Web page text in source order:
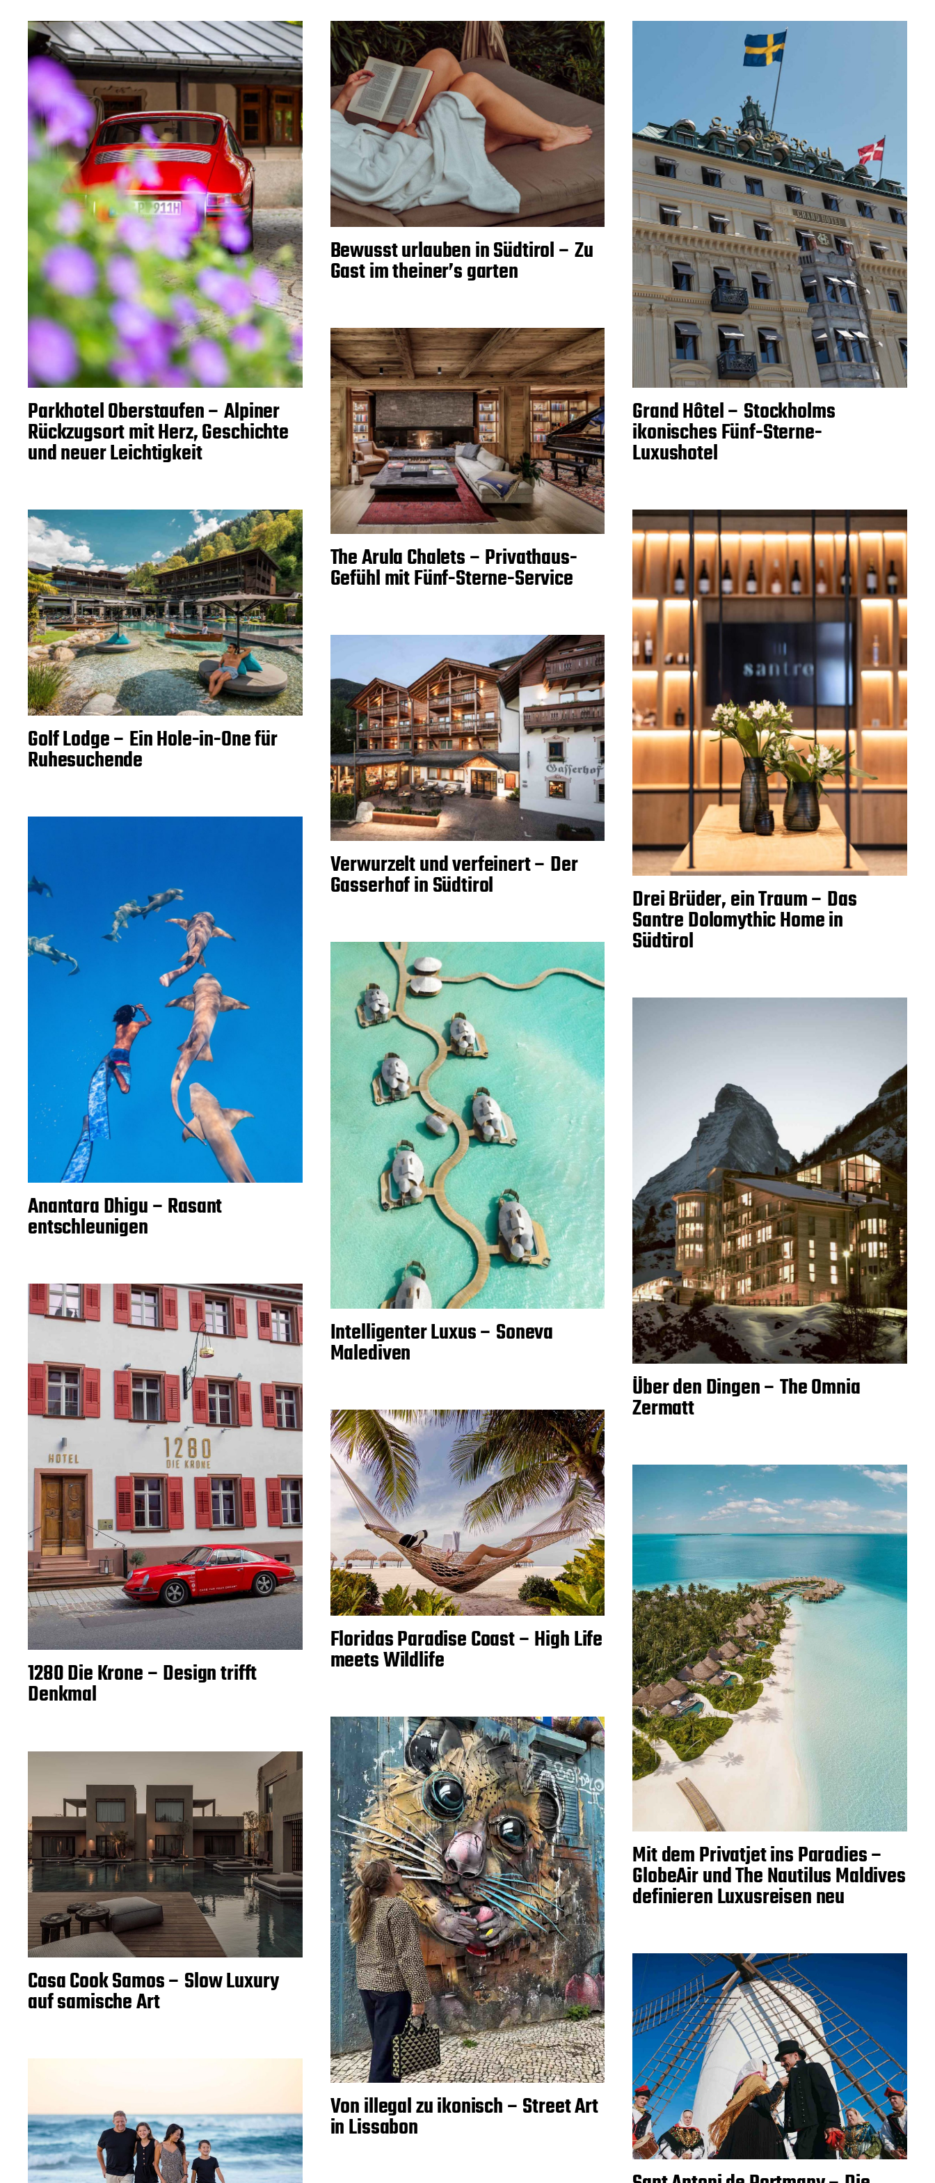
Parkhotel Oberstaufen – Alpiner
Rückzugsort mit Herz, Geschichte
und neuer Leichtigkeit
Bewusst urlauben in Südtirol – Zu
Gast im theiner’s garten
Grand Hôtel – Stockholms
ikonisches Fünf-Sterne-
Luxushotel
The Arula Chalets – Privathaus-
Gefühl mit Fünf-Sterne-Service
Golf Lodge – Ein Hole-in-One für
Ruhesuchende
Drei Brüder, ein Traum – Das
Santre Dolomythic Home in
Südtirol
Verwurzelt und verfeinert – Der
Gasserhof in Südtirol
Anantara Dhigu – Rasant
entschleunigen
Intelligenter Luxus – Soneva
Malediven
Über den Dingen – The Omnia
Zermatt
1280 Die Krone – Design trifft
Denkmal
Floridas Paradise Coast – High Life
meets Wildlife
Mit dem Privatjet ins Paradies –
GlobeAir und The Nautilus Maldives
definieren Luxusreisen neu
Von illegal zu ikonisch – Street Art
in Lissabon
Casa Cook Samos – Slow Luxury
auf samische Art